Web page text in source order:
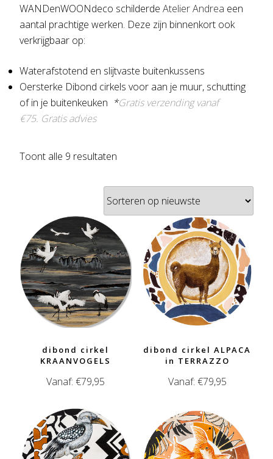
WANDenWOONdeco schilderde Atelier Andrea een
aantal prachtige werken. Deze zijn binnenkort ook
verkrijgbaar op:
Waterafstotend en slijtvaste buitenkussens
Oersterke Dibond cirkels voor aan je muur, schutting
of in je buitenkeuken *Gratis verzending vanaf
€75. Gratis advies
Toont alle 9 resultaten
nieuwste
dibond cirkel
KRAANVOGELS
Vanaf:€79,95
dibond cirkel ALPACA
in TERRAZZO
Vanaf: €79,95